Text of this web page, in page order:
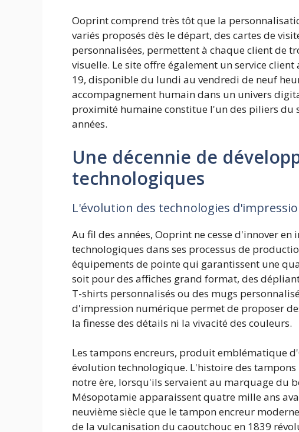
Ooprint comprend très tôt que la
variés proposés dès le départ, des cartes de
personnalisées, permettent à chaque client de
visuelle. Le site offre également un service
19, disponible du lundi au vendredi de neuf
accompagnement humain dans un univers
proximité humaine constitue l'un des piliers du
années.
Une décennie de
technologiques
L'évolution des technologies
Au fil des années, Ooprint ne cesse d'innover en
technologiques dans ses processus de
équipements de pointe qui garantissent une
soit pour des affiches grand format, des
T-shirts personnalisés ou des mugs
d'impression numérique permet de proposer
la finesse des détails ni la vivacité des couleurs.
Les tampons encreurs, produit emblématique
évolution technologique. L'histoire des
notre ère, lorsqu'ils servaient au marquage du
Mésopotamie apparaissent quatre mille ans
neuvième siècle que le tampon encreur
de la vulcanisation du caoutchouc en 1839